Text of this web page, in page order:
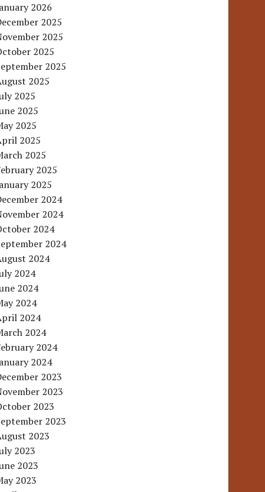
2026
2025
2025
2025
2025
2025
2025
2025
2025
2025
2025
2025
2025
2024
2024
2024
2024
2024
2024
2024
2024
2024
2024
2024
2024
2023
2023
2023
2023
2023
2023
2023
2023